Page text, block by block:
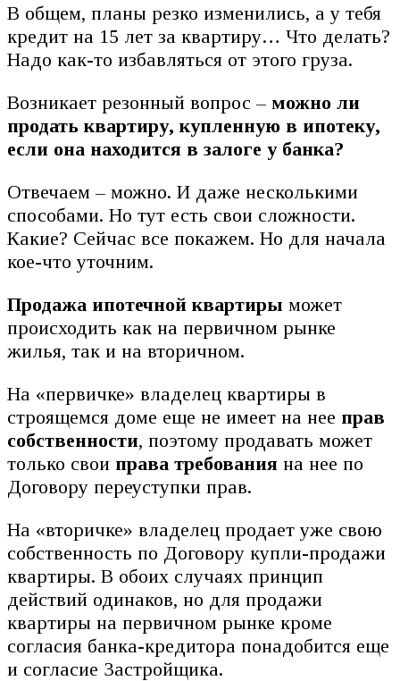
В общем, планы резко изменились, а у тебя
кредит на 15 лет за квартиру… Что делать?
Надо как-то избавляться от этого груза.
Возникает резонный вопрос – можно ли
продать квартиру, купленную в ипотеку,
если она находится в залоге у банка?
Отвечаем – можно. И даже несколькими
способами. Но тут есть свои сложности.
Какие? Сейчас все покажем. Но для начала
кое-что уточним.
Продажа ипотечной квартиры может
происходить как на первичном рынке
жилья, так и на вторичном.
На «первичке» владелец квартиры в
строящемся доме еще не имеет на нее прав
собственности, поэтому продавать может
только свои права требования на нее по
Договору переуступки прав.
На «вторичке» владелец продает уже свою
собственность по Договору купли-продажи
квартиры. В обоих случаях принцип
действий одинаков, но для продажи
квартиры на первичном рынке кроме
согласия банка-кредитора понадобится еще
и согласие Застройщика.